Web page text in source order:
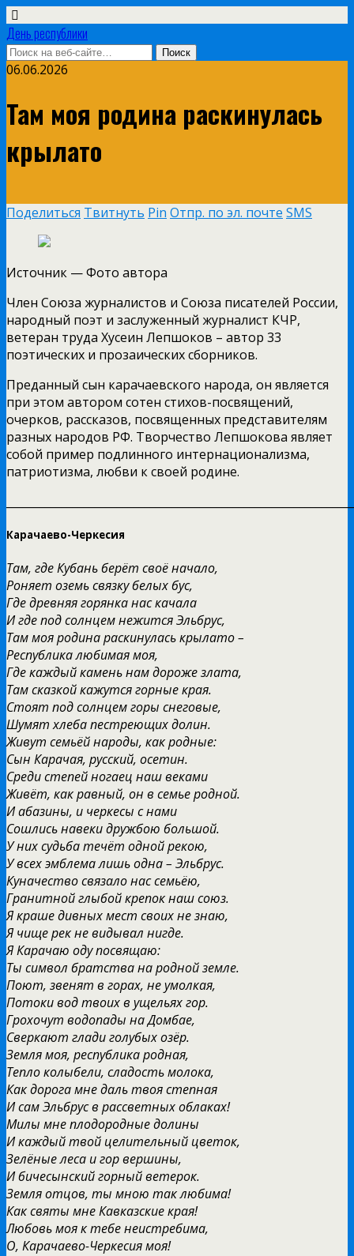
День республики
06.06.2026
Там моя родина раскинулась
крылато
Поделиться Твитнуть Pin Отпр. по эл. почте SMS
Источник —Фото автора
Член Союза журналистов и Союза писателей России,
народный поэт и заслуженный журналист КЧР,
ветеран труда Хусеин Лепшоков – автор 33
поэтических и прозаических сборников.
Преданный сын карачаевского народа, он является
при этом автором сотен стихов-посвящений,
очерков, рассказов, посвященных представителям
разных народов РФ. Творчество Лепшокова являет
собой пример подлинного интернационализма,
патриотизма, любви к своей родине.
Карачаево-Черкесия
Там, где Кубань берёт своё начало,
Роняет оземь связку белых бус,
Где древняя горянка нас качала
И где под солнцем нежится Эльбрус,
Там моя родина раскинулась крылато –
Республика любимая моя,
Где каждый камень нам дороже злата,
Там сказкой кажутся горные края.
Стоят под солнцем горы снеговые,
Шумят хлеба пестреющих долин.
Живут семьёй народы, как родные:
Сын Карачая, русский, осетин.
Среди степей ногаец наш веками
Живёт, как равный, он в семье родной.
И абазины, и черкесы с нами
Сошлись навеки дружбою большой.
У них судьба течёт одной рекою,
У всех эмблема лишь одна – Эльбрус.
Куначество связало нас семьёю,
Гранитной глыбой крепок наш союз.
Я краше дивных мест своих не знаю,
Я чище рек не видывал нигде.
Я Карачаю оду посвящаю:
Ты символ братства на родной земле.
Поют, звенят в горах, не умолкая,
Потоки вод твоих в ущельях гор.
Грохочут водопады на Домбае,
Сверкают глади голубых озёр.
Земля моя, республика родная,
Тепло колыбели, сладость молока,
Как дорога мне даль твоя степная
И сам Эльбрус в рассветных облаках!
Милы мне плодородные долины
И каждый твой целительный цветок,
Зелёные леса и гор вершины,
И бичесынский горный ветерок.
Земля отцов, ты мною так любима!
Как святы мне Кавказские края!
Любовь моя к тебе неистребима,
О, Карачаево-Черкесия моя!